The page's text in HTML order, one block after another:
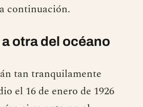
continuación.
otra del océano
tan tranquilamente
el 16 de enero de 1926